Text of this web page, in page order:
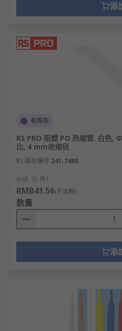
添
有库存
RS PRO 阻燃 PO 热缩管, 白色
比, 4 mm收缩径
RS 库存编号 241-7488
小计（1 件）
RMB41.56(不含税)
数量
添